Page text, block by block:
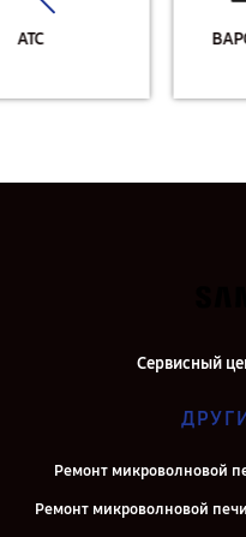
ВАРОЧНЫЕ ПАНЕЛИ
Сервисный
Ремонт микроволновой
Ремонт микроволновой